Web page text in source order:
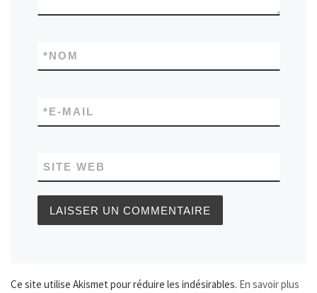
NOM
*
E-MAIL
*
SITE WEB
Ce site utilise Akismet pour réduire les indésirables. En savoir plus